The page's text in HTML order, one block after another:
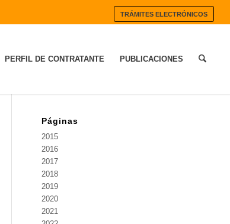
TRÁMITES ELECTRÓNICOS
PERFIL DE CONTRATANTE PUBLICACIONES
Páginas
2015
2016
2017
2018
2019
2020
2021